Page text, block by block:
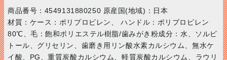
商品番号：4549131880250 原産国(地域)：日本
材質：ケース：ポリプロピレン、 ハンドル：ポリプロピレン
80℃、毛：飽和ポリエステル樹脂/歯みがき粉成分：水、ソルビ
トール、グリセリン、歯磨き用リン酸水素カルシウム、無水ケ
イ酸、PG、重質炭酸カルシウム、軽質炭酸カルシウム、ラウリ